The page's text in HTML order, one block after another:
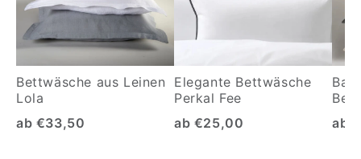
Bettwäsche aus Leinen
Lola
ab €33,50
Elegante Bettwäsche
Perkal Fee
ab €25,00
ab